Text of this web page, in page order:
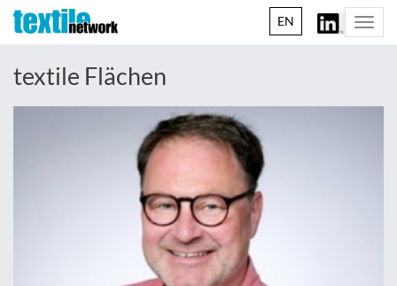
EN
textile Flächen